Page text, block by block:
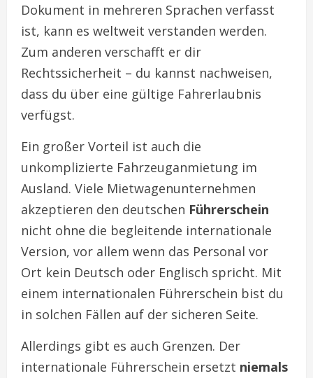
Dokument in mehreren Sprachen verfasst
ist, kann es weltweit verstanden werden.
Zum anderen verschafft er dir
Rechtssicherheit – du kannst nachweisen,
dass du über eine gültige Fahrerlaubnis
verfügst.
Ein großer Vorteil ist auch die
unkomplizierte Fahrzeuganmietung im
Ausland. Viele Mietwagenunternehmen
akzeptieren den deutschen Führerschein
nicht ohne die begleitende internationale
Version, vor allem wenn das Personal vor
Ort kein Deutsch oder Englisch spricht. Mit
einem internationalen Führerschein bist du
in solchen Fällen auf der sicheren Seite.
Allerdings gibt es auch Grenzen. Der
internationale Führerschein ersetzt niemals